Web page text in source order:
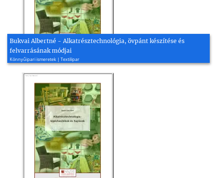
Bukvai Albertné - Alkatrésztechnológia, övpánt készítése és
felvarrásának módjai
Könnyűipari ismeretek | Textilipar